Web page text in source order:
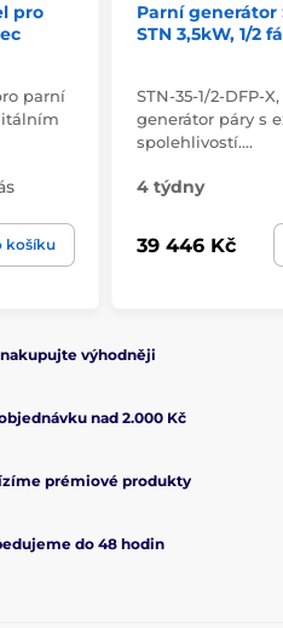
pro
parní
košíku
Parní generátor
STN 3,5kW, 1/2
STN-35-1/2-DFP-
generátor páry s
spolehlivostí.…
4 týdny
39 446 Kč
nakupujte výhodněji
nad 2.000 Kč
prémiové produkty
do 48 hodin